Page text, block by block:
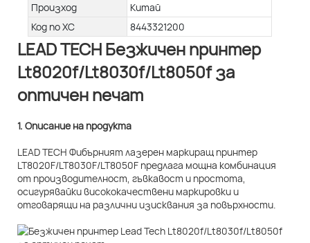
Произход
Китай
Код по ХС
8443321200
LEAD TECH Безжичен принтер
Lt8020f/Lt8030f/Lt8050f за
оптичен печат
1. Описание на продукта
LEAD TECH Фибърният лазерен маркиращ принтер
LT8020F/LT8030F/LT8050F предлага мощна комбинация
от производителност, гъвкавост и простота,
осигурявайки висококачествени маркировки и
отговарящи на различни изисквания за повърхности.